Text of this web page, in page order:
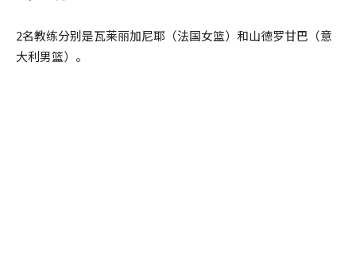
2名教练分别是瓦莱丽加尼耶（法国女篮）和山德罗甘巴（意
大利男篮）。